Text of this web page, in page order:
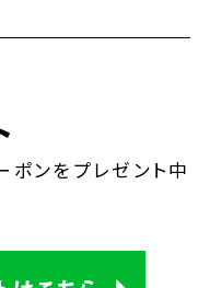
ポンをプレゼント中